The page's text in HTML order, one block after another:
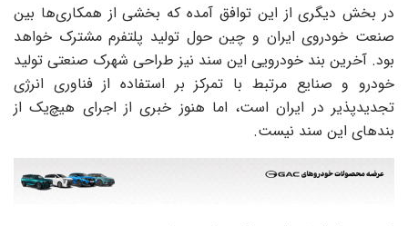
در بخش دیگری از این توافق آمده که بخشی از همکاری‌ها بین
صنعت خودروی ایران و چین حول تولید پلتفرم مشترک خواهد
بود. آخرین بند‌ خودرویی این سند نیز طراحی شهرک صنعتی تولید
خودرو و صنایع مرتبط با تمرکز بر استفاده از فناوری انرژی
تجدید‌‌‌‌‌پذیر در ایران است، اما هنوز خبری از اجرای هیچ‌یک از
بندهای این سند نیست.